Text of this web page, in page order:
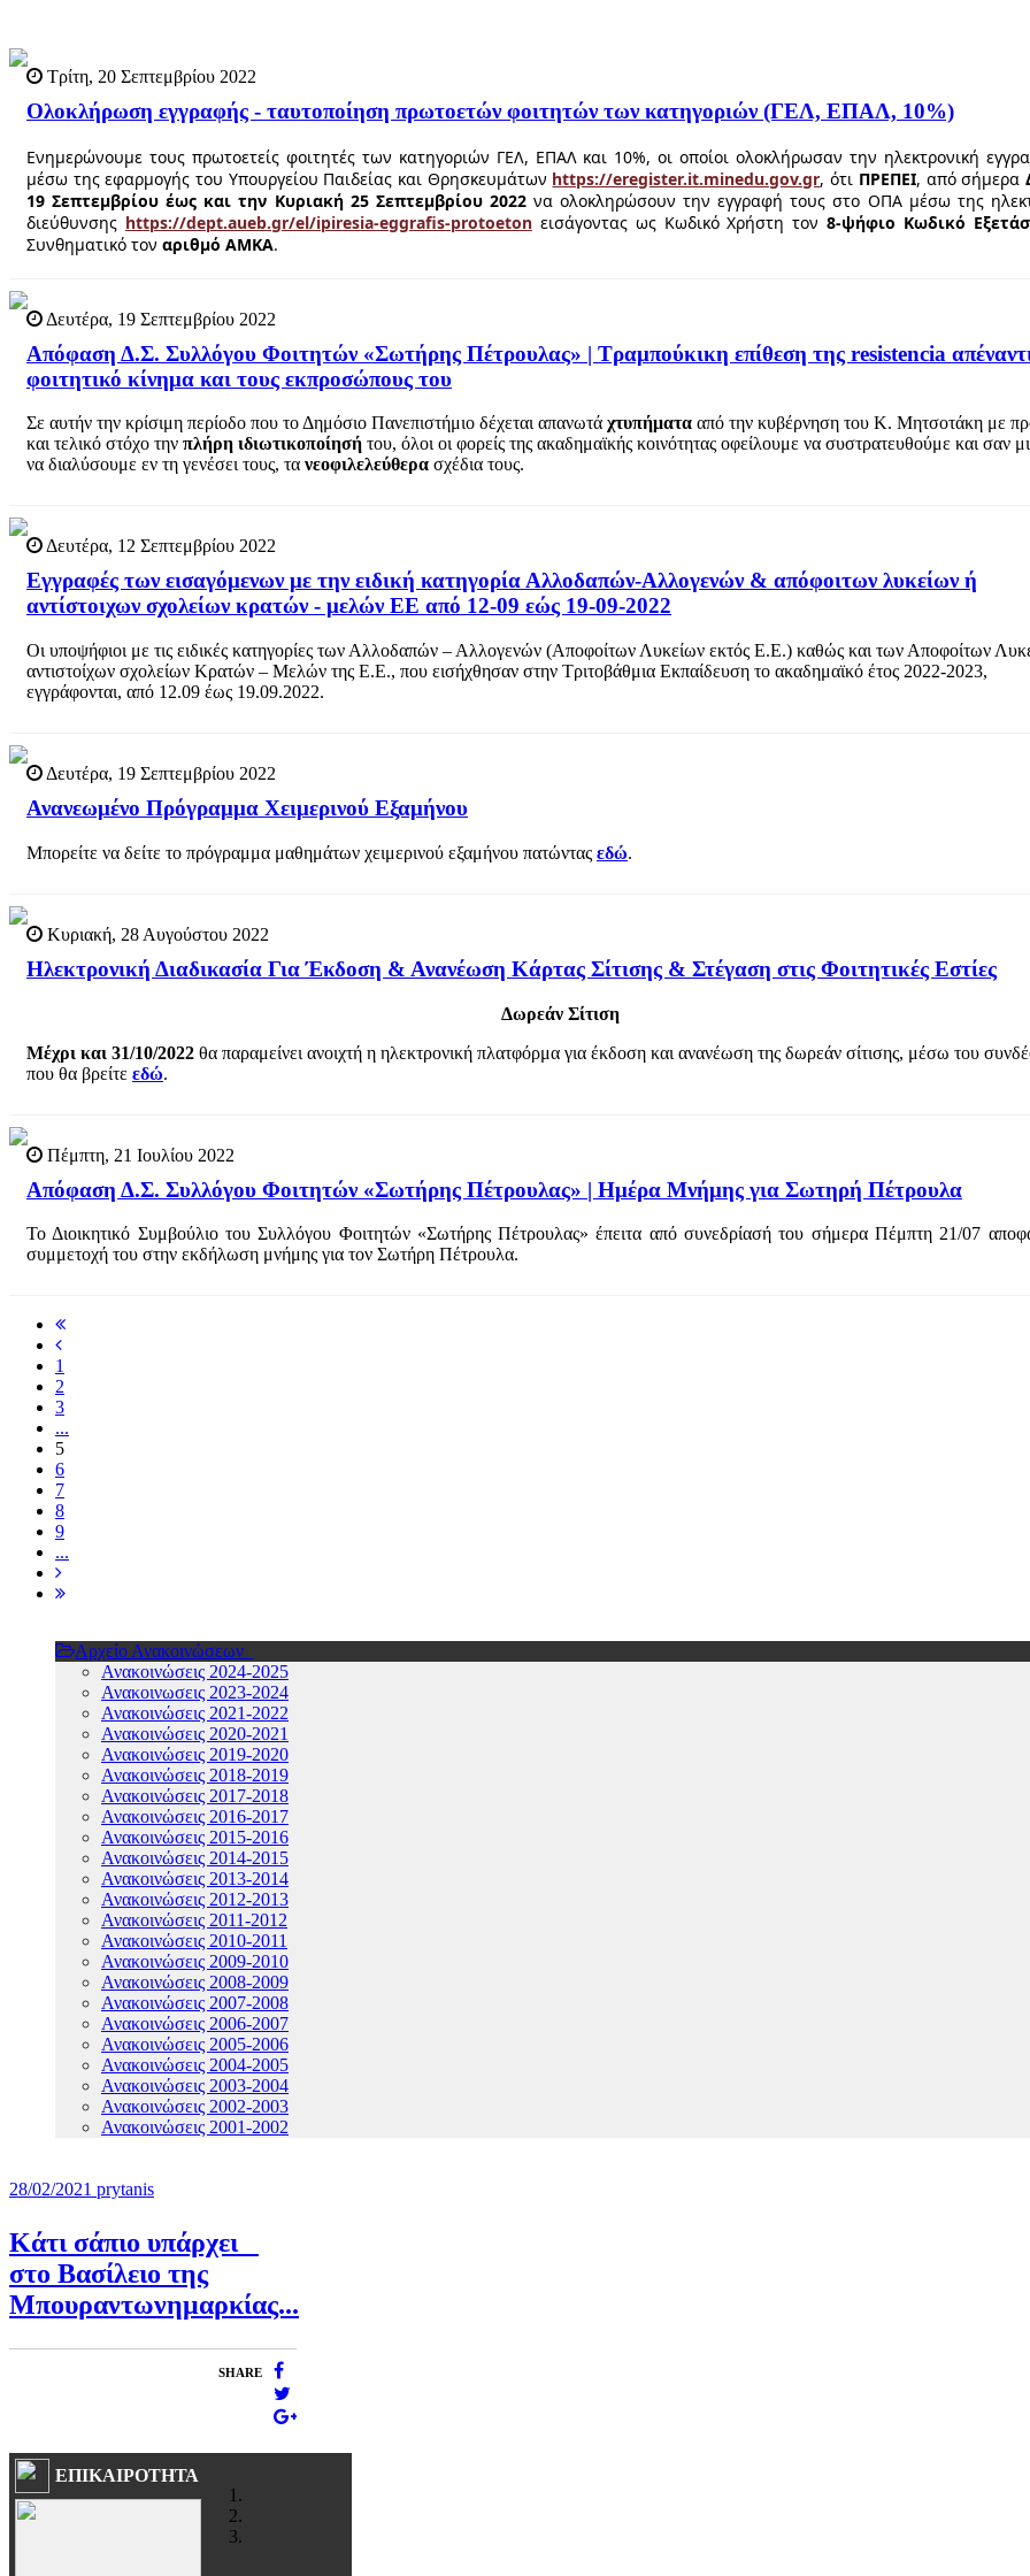
Τρίτη, 20 Σεπτεμβρίου 2022
Ολοκλήρωση εγγραφής - ταυτοποίηση πρωτοετών φοιτητών των κατηγοριών (ΓΕΛ, ΕΠΑΛ, 10%)
Ενημερώνουμε τους πρωτοετείς φοιτητές των κατηγοριών ΓΕΛ, ΕΠΑΛ και 10%, οι οποίοι ολοκλήρωσαν την ηλεκτρονική
μέσω της εφαρμογής του Υπουργείου Παιδείας και Θρησκευμάτων https://eregister.it.minedu.gov.gr, ότι ΠΡΕΠΕΙ, από σήμερα
19 Σεπτεμβρίου έως και την Κυριακή 25 Σεπτεμβρίου 2022να ολοκληρώσουν την εγγραφή τους στο ΟΠΑ μέσω της
διεύθυνσης https://dept.aueb.gr/el/ipiresia-eggrafis-protoetonεισάγοντας ως Κωδικό Χρήστη τον8-ψήφιο Κωδικό
Συνθηματικό τον αριθμό ΑΜΚΑ.
Δευτέρα, 19 Σεπτεμβρίου 2022
Απόφαση Δ.Σ. Συλλόγου Φοιτητών «Σωτήρης Πέτρουλας» | Τραμπούκικη επίθεση της resistencia
φοιτητικό κίνημα και τους εκπροσώπους του
Σε αυτήν την κρίσιμη περίοδο που το Δημόσιο Πανεπιστήμιο δέχεται απανωτά χτυπήματα από την κυβέρνηση του Κ. Μητσοτάκη με
και τελικό στόχο την πλήρη ιδιωτικοποίησή του, όλοι οι φορείς της ακαδημαϊκής κοινότητας οφείλουμε να συστρατευθούμε και σαν
να διαλύσουμε εν τη γενέσει τους, τα νεοφιλελεύθερα σχέδια τους.
Δευτέρα, 12 Σεπτεμβρίου 2022
Εγγραφές των εισαγόμενων με την ειδική κατηγορία Αλλοδαπών-Αλλογενών & απόφοιτων λυκείων ή
αντίστοιχων σχολείων κρατών - μελών ΕΕ από 12-09 εώς 19-09-2022
Οι υποψήφιοι με τις ειδικές κατηγορίες των Αλλοδαπών – Αλλογενών (Αποφοίτων Λυκείων εκτός Ε.Ε.) καθώς και των Αποφοίτων
αντιστοίχων σχολείων Κρατών – Μελών της Ε.Ε., που εισήχθησαν στην Τριτοβάθμια Εκπαίδευση το ακαδημαϊκό έτος 2022-2023,
εγγράφονται, από 12.09 έως 19.09.2022.
Δευτέρα, 19 Σεπτεμβρίου 2022
Ανανεωμένο Πρόγραμμα Χειμερινού Εξαμήνου
Μπορείτε να δείτε το πρόγραμμα μαθημάτων χειμερινού εξαμήνου πατώντας εδώ.
Κυριακή, 28 Αυγούστου 2022
Ηλεκτρονική Διαδικασία Για Έκδοση & Ανανέωση Κάρτας Σίτισης & Στέγαση στις Φοιτητικές Εστίες
Δωρεάν Σίτιση
Μέχρι και 31/10/2022 θα παραμείνει ανοιχτή η ηλεκτρονική πλατφόρμα για έκδοση και ανανέωση της δωρεάν σίτισης, μέσω του
που θα βρείτε εδώ.
Πέμπτη, 21 Ιουλίου 2022
Απόφαση Δ.Σ. Συλλόγου Φοιτητών «Σωτήρης Πέτρουλας» | Ημέρα Μνήμης για Σωτηρή Πέτρουλα
Το Διοικητικό Συμβούλιο του Συλλόγου Φοιτητών «Σωτήρης Πέτρουλας» έπειτα από συνεδρίασή του σήμερα Πέμπτη 21/07
συμμετοχή του στην εκδήλωση μνήμης για τον Σωτήρη Πέτρουλα.
1
2
3
...
5
6
7
8
9
...
Αρχείο Ανακοινώσεων
Ανακοινώσεις 2024-2025
Ανακοινωσεις 2023-2024
Ανακοινώσεις 2021-2022
Ανακοινώσεις 2020-2021
Ανακοινώσεις 2019-2020
Ανακοινώσεις 2018-2019
Ανακοινώσεις 2017-2018
Ανακοινώσεις 2016-2017
Ανακοινώσεις 2015-2016
Ανακοινώσεις 2014-2015
Ανακοινώσεις 2013-2014
Ανακοινώσεις 2012-2013
Ανακοινώσεις 2011-2012
Ανακοινώσεις 2010-2011
Ανακοινώσεις 2009-2010
Ανακοινώσεις 2008-2009
Ανακοινώσεις 2007-2008
Ανακοινώσεις 2006-2007
Ανακοινώσεις 2005-2006
Ανακοινώσεις 2004-2005
Ανακοινώσεις 2003-2004
Ανακοινώσεις 2002-2003
Ανακοινώσεις 2001-2002
28/02/2021 prytanis
Κάτι σάπιο υπάρχει
στο Βασίλειο της
Μπουραντωνημαρκίας...
SHARE
ΕΠΙΚΑΙΡΟΤΗΤΑ